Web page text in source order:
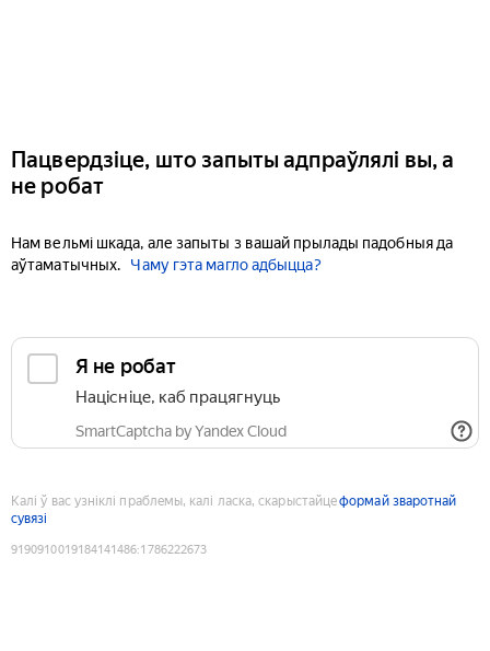
Пацвердзіце, што запыты адпраўлялі вы, а
не робат
Нам вельмі шкада, але запыты з вашай прылады падобныя да
аўтаматычных.
Чаму гэта магло адбыцца?
Я не робат
Націсніце, каб працягнуць
SmartCaptcha by Yandex Cloud
Калі ў вас узніклі праблемы, калі ласка, скарыстайцеформай зваротнай
сувязі
9190910019184141486:1786222673